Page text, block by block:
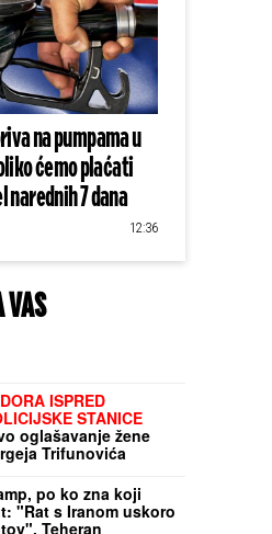
na pumpama u
ćemo plaćati
narednih 7 dana
12:36
VAS
ISPRED
STANICE
oglašavanje žene
Trifunovića
što su ZVALI
zbog nje:
zato sam došla"
po ko zna koji
"Rat s Iranom uskoro
Teheran